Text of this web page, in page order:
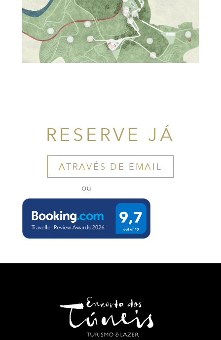
RESERVE JÁ
ATRAVÉS DE EMAIL
ou